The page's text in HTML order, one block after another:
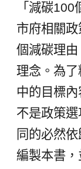
「減碳
市府相關
個減碳理
理念。為
中的目標
不是政策
同的必然
編製本書